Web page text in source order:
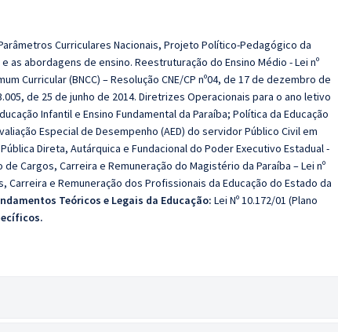
Curriculares Nacionais, Projeto Político-Pedagógico da
as abordagens de ensino. Reestruturação do Ensino Médio - Lei nº
Curricular (BNCC) – Resolução CNE/CP nº04, de 17 de dezembro de
de 25 de junho de 2014. Diretrizes Operacionais para o ano letivo
Infantil e Ensino Fundamental da Paraíba; Política da Educação
Especial de Desempenho (AED) do servidor Público Civil em
Direta, Autárquica e Fundacional do Poder Executivo Estadual -
Cargos, Carreira e Remuneração do Magistério da Paraíba – Lei nº
Carreira e Remuneração dos Profissionais da Educação do Estado da
Teóricos e Legais da Educação: Lei Nº 10.172/01 (Plano